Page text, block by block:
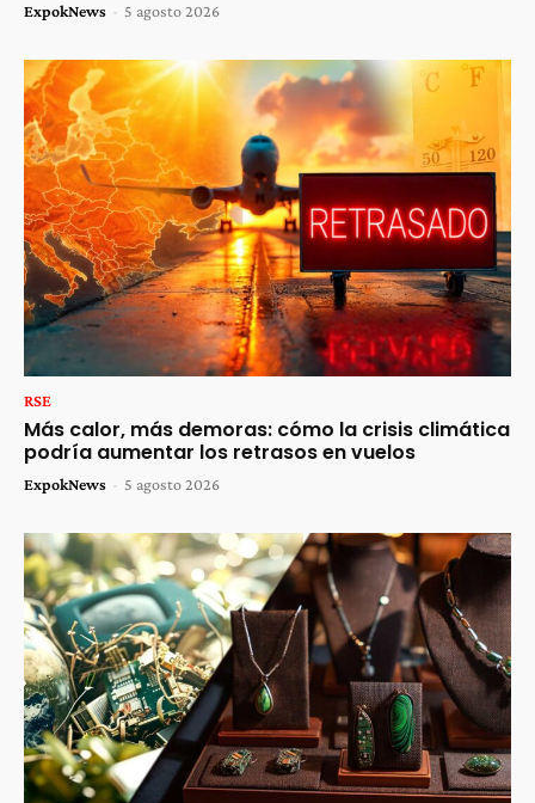
ExpokNews - 5 agosto 2026
RSE
Más calor, más demoras: cómo la crisis climática
podría aumentar los retrasos en vuelos
ExpokNews - 5 agosto 2026